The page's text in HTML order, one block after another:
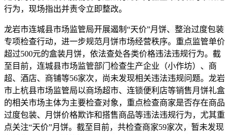
行为，现场指出并责令立即整改。
龙岩市连城县市场监管局开展遏制“天价”月饼、整治过度包装
专项检查行动，进一步规范月饼市场经营秩序。重点监管单价
超过500元的盒装月饼，依法查处各类价格违法违规行为。截
至目前，连城县市场监管部门检查生产企业（小作坊）、商
超、酒店、商铺等56家次，尚未发现相关违法违规问题。龙岩
市上杭县市场监管局以商场超市、连锁便利店等销售月饼礼盒
的相关市场主体为主要检查对象，重点检查商家是否存在商品
过度包装、月饼价格欺诈和搭售商品等违法违规行为，尤其重
点关注“天价”月饼。截至目前，共检查商家59家次，暂未发现